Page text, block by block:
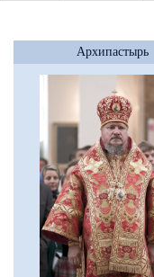
Архипастырь